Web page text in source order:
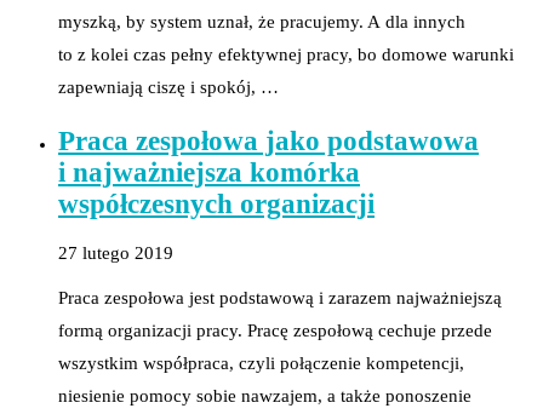
myszką, by system uznał, że pracujemy. A dla innych
to z kolei czas pełny efektywnej pracy, bo domowe warunki
zapewniają ciszę i spokój, …
Praca zespołowa jako podstawowa
i najważniejsza komórka
współczesnych organizacji
27 lutego 2019
Praca zespołowa jest podstawową i zarazem najważniejszą
formą organizacji pracy. Pracę zespołową cechuje przede
wszystkim współpraca, czyli połączenie kompetencji,
niesienie pomocy sobie nawzajem, a także ponoszenie